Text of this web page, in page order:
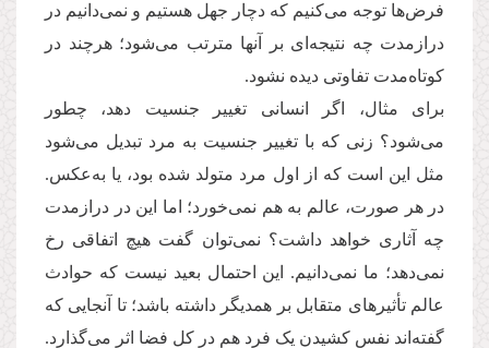
فرض‌ها توجه می‌كنیم كه دچار جهل هستیم و نمی‌دانیم در
درازمدت چه نتیجه‌ای بر آنها مترتب می‌شود؛ هرچند در
كوتاه‌مدت تفاوتی دیده نشود.
برای مثال، اگر انسانی تغییر جنسیت دهد، چطور
می‌شود؟ زنی که با تغییر جنسیت به مرد تبدیل می‌شود
مثل این است كه از اول مرد متولد شده بود، یا به‌عکس.
در هر صورت، عالم به هم نمی‌خورد؛ اما این در درازمدت
چه آثاری خواهد داشت؟ نمی‌توان گفت هیچ اتفاقی رخ
نمی‌دهد؛ ما نمی‌دانیم. این احتمال بعید نیست كه حوادث
عالم تأثیرهای متقابل بر همدیگر داشته باشد؛ تا آنجایی كه
گفته‌اند نفس كشیدن یک فرد هم در كل فضا اثر می‌گذارد.